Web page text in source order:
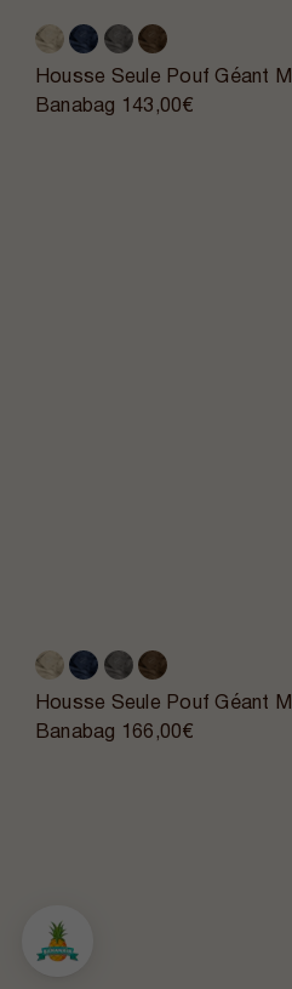
Housse Seule Pouf Géant
Banabag
143,00€
Housse Seule Pouf Géant
Banabag
166,00€